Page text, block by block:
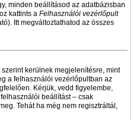
minden beállításod az adatbázisban
kattints a Felhasználói vezérlőpult
Itt megváltoztathatod az összes
kerülnek megjelenítésre, mint
a felhasználói vezérlőpultban az
Kérjük, vedd figyelembe,
beállítást – csak
Tehát ha még nem regisztráltál,